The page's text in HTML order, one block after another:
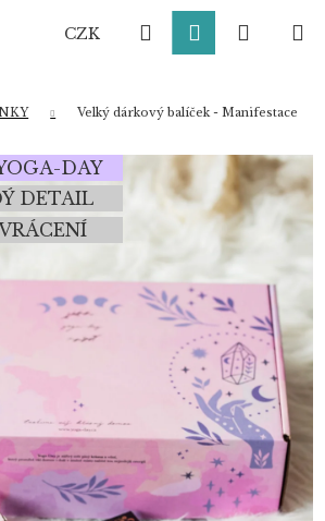
CZK HledatPřihlášení
Velký dárkový balíček - Manifestace
DAY
DETAIL
HLEDAT
Doporučujeme